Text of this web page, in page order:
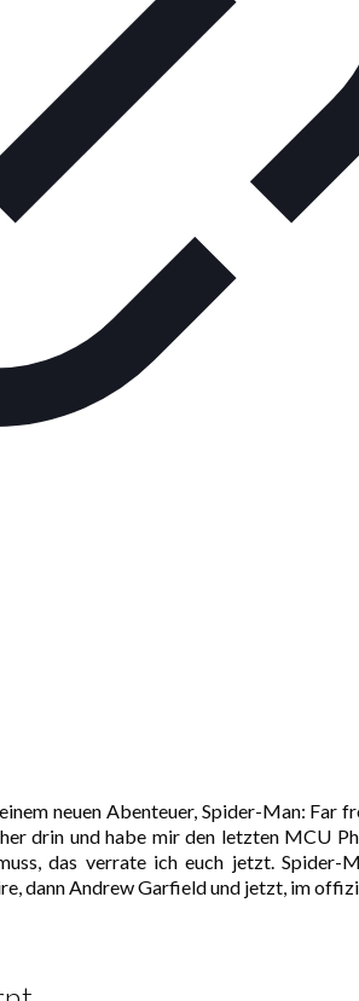
neuen Abenteuer, Spider-Man: Far
drin und habe mir den letzten MCU
das verrate ich euch jetzt.
dann Andrew Garfield und jetzt, im